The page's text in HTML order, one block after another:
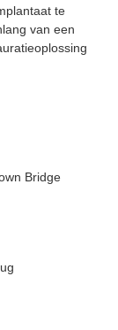
te
van een
Bridge